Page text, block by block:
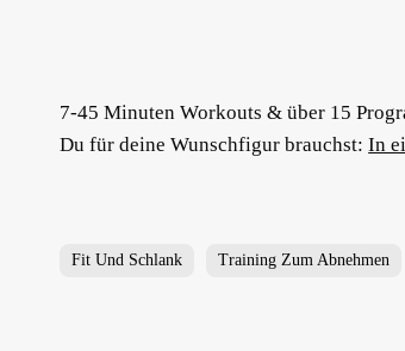
7-45 Minuten Workouts & über 15
Du für deine Wunschfigur brauchst:In
Fit Und Schlank Training Zum Abnehmen